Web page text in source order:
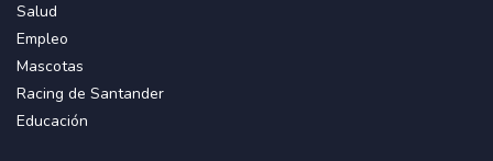
Salud
Empleo
Mascotas
Racing de Santander
Educación